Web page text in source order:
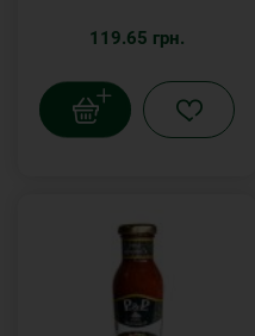
119.65 грн.